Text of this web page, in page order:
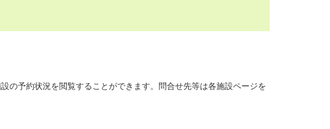
予約状況を閲覧することができます。問合せ先等は各施設ページを